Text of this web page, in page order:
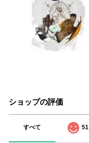
ショップの評価
すべて 51